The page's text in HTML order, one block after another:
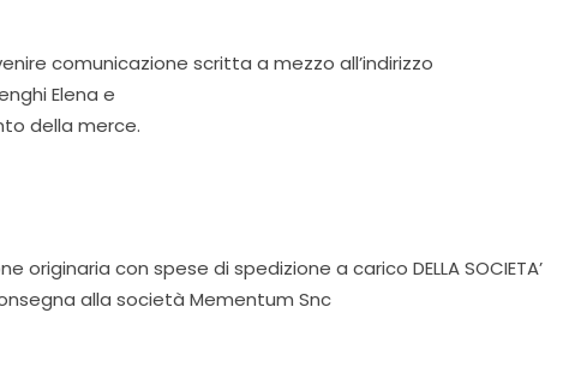
comunicazione scritta a mezzo all’indirizzo
Elena e
della merce.
con spese di spedizione a carico DELLA SOCIETA’
alla società Mementum Snc